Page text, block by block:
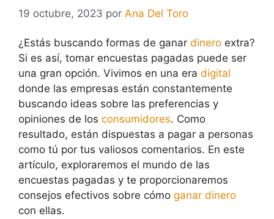
19 octubre, 2023 por Ana Del Toro
¿Estás buscando formas de ganar dinero extra?
Si es así, tomar encuestas pagadas puede ser
una gran opción. Vivimos en una era digital
donde las empresas están constantemente
buscando ideas sobre las preferencias y
opiniones de los consumidores. Como
resultado, están dispuestas a pagar a personas
como tú por tus valiosos comentarios. En este
artículo, exploraremos el mundo de las
encuestas pagadas y te proporcionaremos
consejos efectivos sobre cómo ganar dinero
con ellas.